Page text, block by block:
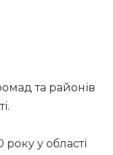
та районів
року у області